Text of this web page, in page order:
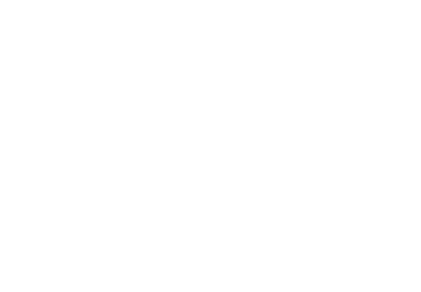
féltől kaphatunk
működését;
nyújthassunk